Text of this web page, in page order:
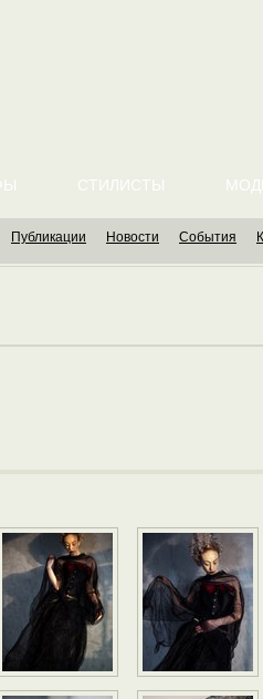
СТИЛИСТЫ
Публикации Новости События